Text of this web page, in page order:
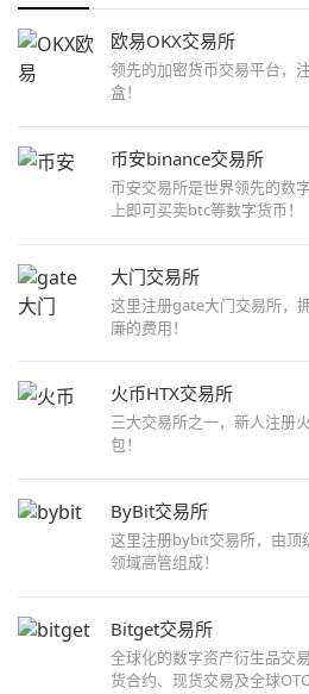
欧易OKX交易所
领先的加密货币交易平台，
盒！
币安binance交易所
币安交易所是世界领先的数
上即可买卖btc等数字货币！
大门交易所
这里注册gate大门交易所，
廉的费用！
火币HTX交易所
三大交易所之一，新人注册
包！
ByBit交易所
这里注册bybit交易所，由顶
领域高管组成！
Bitget交易所
全球化的数字资产衍生品交
货合约、现货交易及全球OTC